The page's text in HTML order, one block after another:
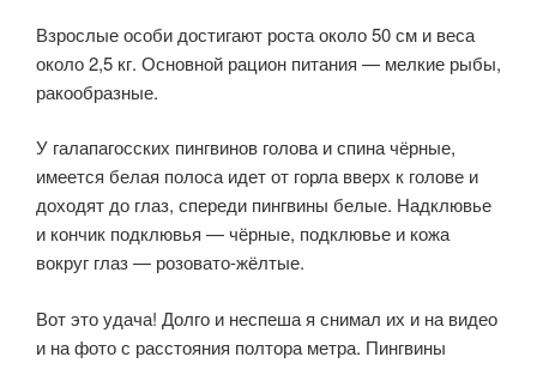
Взрослые особи достигают роста около 50 см и веса
около 2,5 кг. Основной рацион питания — мелкие рыбы,
ракообразные.
У галапагосских пингвинов голова и спина чёрные,
имеется белая полоса идет от горла вверх к голове и
доходят до глаз, спереди пингвины белые. Надклювье
и кончик подклювья — чёрные, подклювье и кожа
вокруг глаз — розовато-жёлтые.
Вот это удача! Долго и неспеша я снимал их и на видео
и на фото с расстояния полтора метра. Пингвины